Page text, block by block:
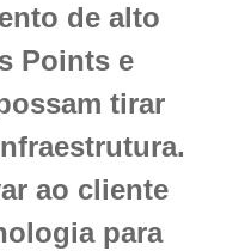
de alto
Points e
tirar
ao cliente
para